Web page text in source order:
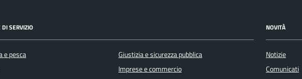
DI SERVIZIO
e pesca
Giustizia e sicurezza pubblica
Imprese e commercio
NOVITÀ
Notizie
Comunicati